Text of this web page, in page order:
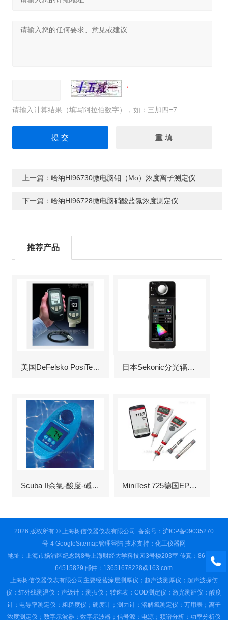
请输入计算结果（填写阿拉伯数字），如：三加四=7
上一篇： 哈纳HI96730微电脑钼（Mo）浓度离子测定仪
下一篇： 哈纳HI96728微电脑硝酸盐氮浓度测定仪
推荐产品
美国DeFelsko PosiTector6000涂层测厚仪 日本Sekonic分光辐射照度计
Scuba II余氯-酸度-碱度-氰尿酸浓度测定仪 MiniTest 725德国EPK涂层测厚仪
2026 版权所有 © 上海树信仪器仪表有限公司 备案号：沪ICP备09035270
号-4 GoogleSitemap管理登陆技术支持： 化工仪器网
地址：上海市杨浦区纪念路8号上海财经大学科技园3号楼203室 传真：86-021-
64515829 邮件：13651678228@163.com
上海树信仪器仪表有限公司主要经营涂层测厚仪；超声波测厚仪；超声波探伤
仪；红外线测温仪；声级计；测振仪；转速表；COD测定仪；激光测距仪；酸度
计；电导率测定仪；粗糙度仪；硬度计；测力计；溶解氧测定仪；万用表；离子
浓度测定仪；数字示波器；数字示波器；信号源；电源；频谱分析；功率分析仪